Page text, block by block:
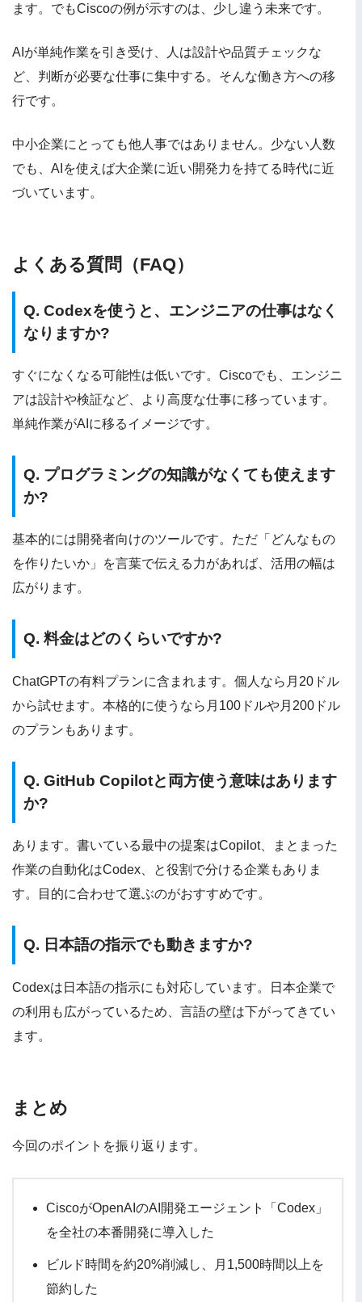
ます。でもCiscoの例が示すのは、少し違う未来です。
AIが単純作業を引き受け、人は設計や品質チェックな
ど、判断が必要な仕事に集中する。そんな働き方への移
行です。
中小企業にとっても他人事ではありません。少ない人数
でも、AIを使えば大企業に近い開発力を持てる時代に近
づいています。
よくある質問（FAQ）
Q. Codexを使うと、エンジニアの仕事はなく
なりますか?
すぐになくなる可能性は低いです。Ciscoでも、エンジニ
アは設計や検証など、より高度な仕事に移っています。
単純作業がAIに移るイメージです。
Q. プログラミングの知識がなくても使えます
か?
基本的には開発者向けのツールです。ただ「どんなもの
を作りたいか」を言葉で伝える力があれば、活用の幅は
広がります。
Q. 料金はどのくらいですか?
ChatGPTの有料プランに含まれます。個人なら月20ドル
から試せます。本格的に使うなら月100ドルや月200ドル
のプランもあります。
Q. GitHub Copilotと両方使う意味はあります
か?
あります。書いている最中の提案はCopilot、まとまった
作業の自動化はCodex、と役割で分ける企業もありま
す。目的に合わせて選ぶのがおすすめです。
Q. 日本語の指示でも動きますか?
Codexは日本語の指示にも対応しています。日本企業で
の利用も広がっているため、言語の壁は下がってきてい
ます。
まとめ
今回のポイントを振り返ります。
CiscoがOpenAIのAI開発エージェント「Codex」
を全社の本番開発に導入した
ビルド時間を約20%削減し、月1,500時間以上を
節約した